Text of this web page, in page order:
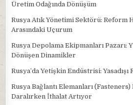
Üretim Odağında Dönüşüm
Rusya Atık Yönetimi Sektörü: Reform
Arasındaki Uçurum
Rusya Depolama Ekipmanları Pazarı:
Dönüşen Dinamikler
Rusya’da Yetişkin Endüstrisi:
Rusya Bağlantı Elemanları
Daralırken İthalat Artıyor